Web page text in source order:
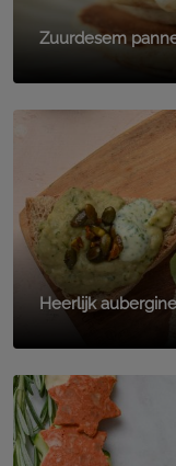
Zuurdesem
Heerlijk